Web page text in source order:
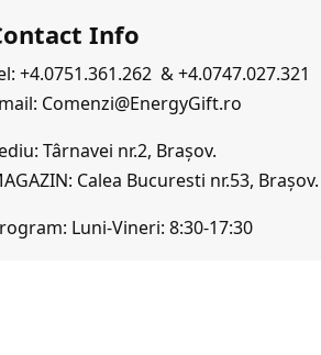
Info
+4.0751.361.262 & +4.0747.027.321
Comenzi@EnergyGift.ro
Târnavei nr.2, Brașov.
Calea Bucuresti nr.53, Brașov.
Luni-Vineri: 8:30-17:30